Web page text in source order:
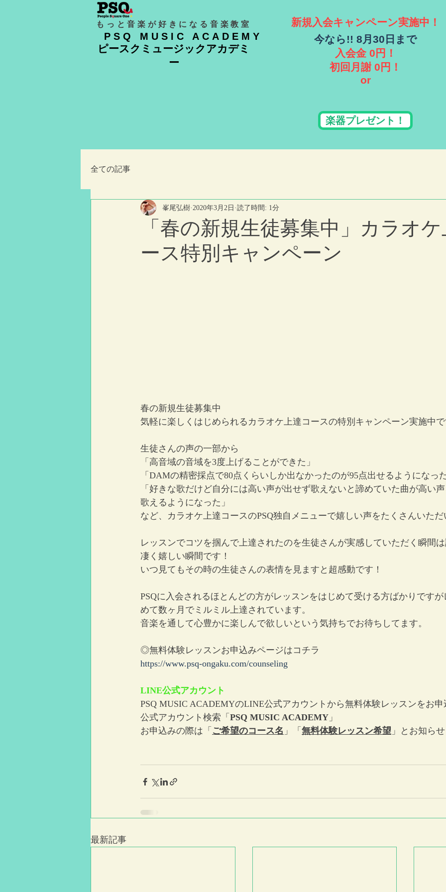
もっと音楽が好きになる音楽教室
PSQ MUSIC ACADEMY
ピースクミュージックアカデミ
ー
新規入会キャンペーン実施中！
​今なら!! 8月30日まで
入会金 0円！
​初回月謝 0円！
or
楽器プレゼント！
全ての記事
「春の新規生徒募集中」カラオケ
ース特別キャンペーン
峯尾弘樹 2020年3月2日 読了時間: 1分
春の新規生徒募集中
気軽に楽しくはじめられるカラオケ上達コースの特別キャンペーン実施中で
生徒さんの声の一部から
「高音域の音域を3度上げることができた」
「DAMの精密採点で80点くらいしか出なかったのが95点出せるようになった
「好きな歌だけど自分には高い声が出せず歌えないと諦めていた曲が高い
歌えるようになった」
など、カラオケ上達コースのPSQ独自メニューで嬉しい声をたくさんいただ
レッスンでコツを掴んで上達されたのを生徒さんが実感していただく瞬間
凄く嬉しい瞬間です！
いつ見てもその時の生徒さんの表情を見ますと超感動です！
PSQに入会されるほとんどの方がレッスンをはじめて受ける方ばかりです
めて数ヶ月でミルミル上達されています。
音楽を通して心豊かに楽しんで欲しいという気持ちでお待ちしてます。
◎無料体験レッスンお申込みページはコチラ
https://www.psq-ongaku.com/counseling
LINE公式アカウント
PSQ MUSIC ACADEMYのLINE公式アカウントから無料体験レッスンをお申
公式アカウント検索「 PSQ MUSIC ACADEMY 」
お申込みの際は「 ご希望のコース名 」「 無料体験レッスン希望 」と​お知ら
最新記事